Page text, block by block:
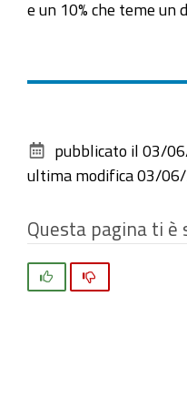
e un 10% che teme un
documento
pubblicato il 03/
ultima modifica 03/06/
Questa pagina ti è